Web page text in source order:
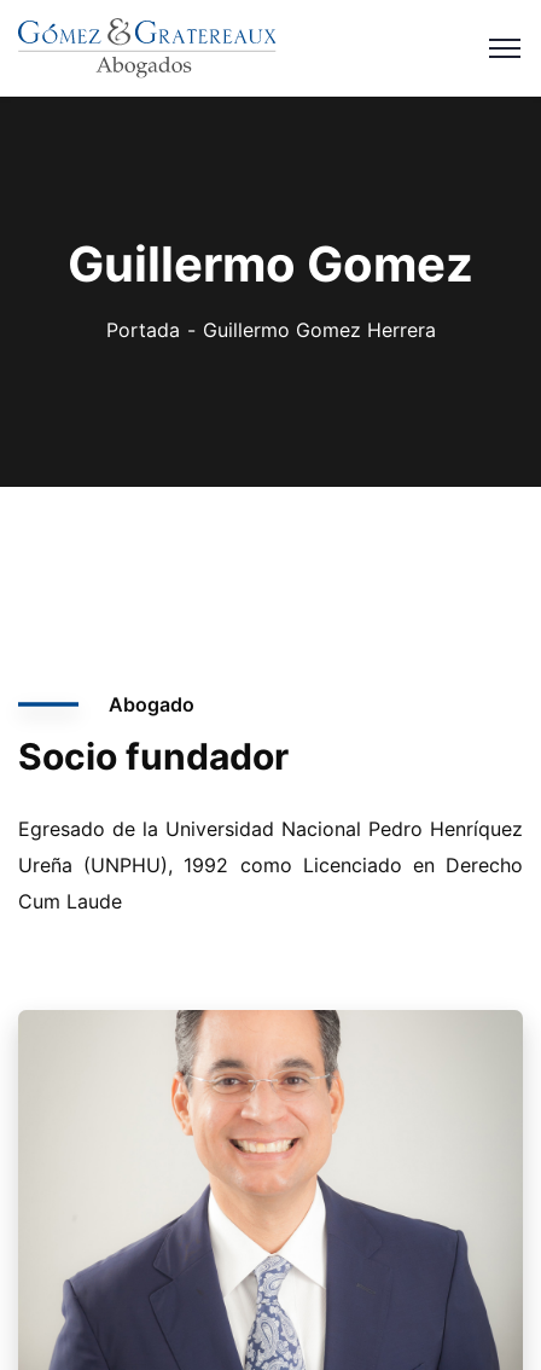
Guillermo Gomez
Portada Guillermo Gomez Herrera
Abogado
Socio fundador
Egresado de la Universidad Nacional Pedro Henríquez
Ureña (UNPHU), 1992 como Licenciado en Derecho
Cum Laude